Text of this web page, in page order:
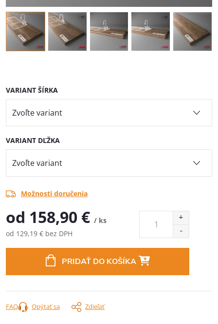
VARIANT ŠÍRKA
VARIANT DĽŽKA
Možnosti doručenia
od 158,90 € / ks
od 129,19 € bez DPH
PRIDAŤ DO KOŠÍKA
Opýtať sa Zdieľať
FAQ